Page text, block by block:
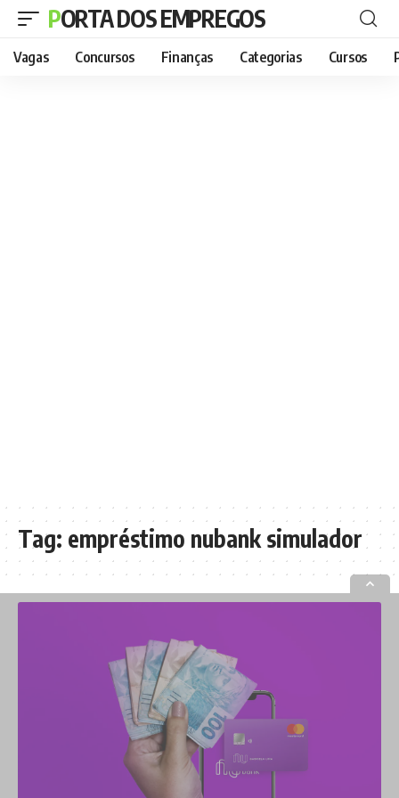
PORTA DOS EMPREGOS
Vagas Concursos Finanças Categorias Cursos
Tag: empréstimo nubank simulador